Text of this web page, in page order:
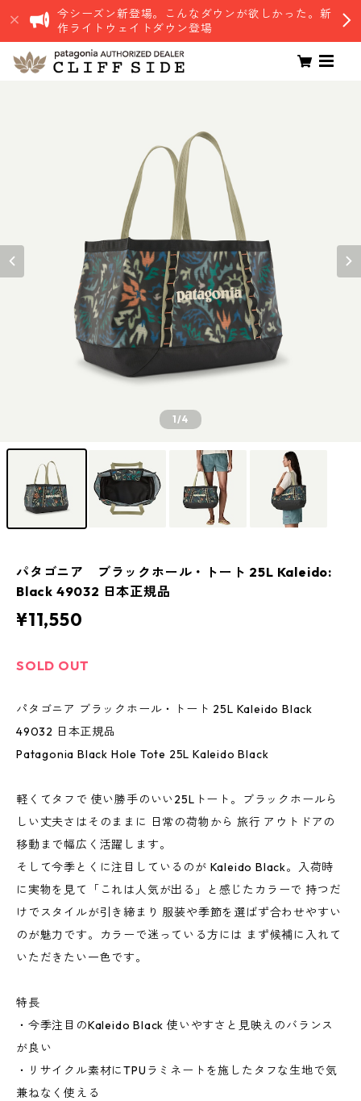
今シーズン新登場。こんなダウンが欲しかった。新
作ライトウェイトダウン登場
1/4
パタゴニア ブラックホール・トート 25L Kaleido:
Black 49032 日本正規品
¥11,550
SOLD OUT
パタゴニア ブラックホール・トート 25L Kaleido Black
49032 日本正規品
Patagonia Black Hole Tote 25L Kaleido Black
軽くてタフで 使い勝手のいい25Lトート。ブラックホールら
しい丈夫さはそのままに 日常の荷物から 旅行 アウトドアの
移動まで幅広く活躍します。
そして今季とくに注目しているのが Kaleido Black。入荷時
に実物を見て「これは人気が出る」と感じたカラーで 持つだ
けでスタイルが引き締まり 服装や季節を選ばず合わせやすい
のが魅力です。カラーで迷っている方には まず候補に入れて
いただきたい一色です。
特長
・今季注目のKaleido Black 使いやすさと見映えのバランス
が良い
・リサイクル素材にTPUラミネートを施したタフな生地で気
兼ねなく使える